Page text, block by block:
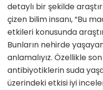
detaylı bir şekilde
çizen bilim insanı, “Bu
etkileri konusunda
Bunların nehirde
anlamalıyız. Özellikle
antibiyotiklerin suda
üzerindeki etkisi iyi